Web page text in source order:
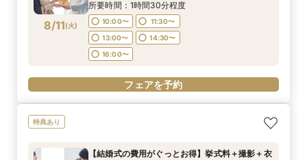
8/11(火)
BIGフェア
所要時間：1時間30分程度
10:00〜
11:30〜
13:00〜
14:30〜
16:00〜
フェアを予約
特典あり
【結婚式の費用がぐっとお得】挙式料＋撮影＋衣